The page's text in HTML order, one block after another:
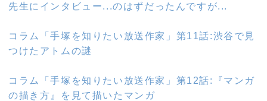
先生にインタビュー...のはずだったんですが...
コラム「手塚を知りたい放送作家」第11話:渋谷で見
つけたアトムの謎
コラム「手塚を知りたい放送作家」第12話:『マンガ
の描き方』を見て描いたマンガ